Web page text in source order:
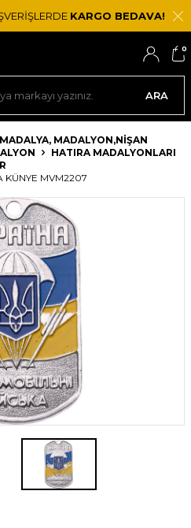
KARGO BEDAVA!
ARA
0
MADALYA, MADALYON,NIŞAN
HATIRA MADALYONLARI
KÜNYE MVM2207